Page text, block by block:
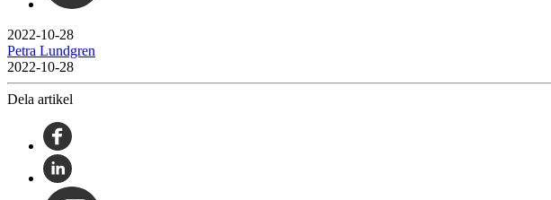
2022-10-28
Petra Lundgren
2022-10-28
Dela artikel